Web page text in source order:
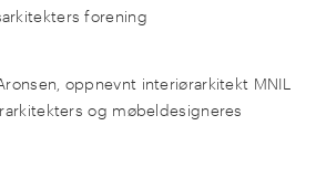
forening
oppnevnt interiørarkitekt MNIL
og møbeldesigneres